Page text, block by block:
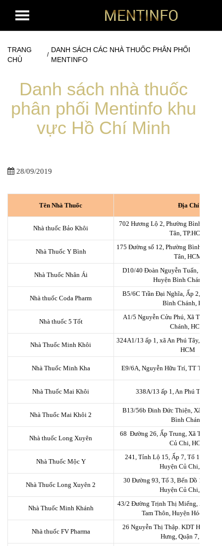
TRANG
CHỦ
/
DANH SÁCH CÁC NHÀ THUỐC PHÂN PHỐI
MENTINFO
Danh sách nhà thuốc
phân phối Mentinfo khu
vực Hồ Chí Minh
28/09/2019
Tên Nhà Thuốc Địa Chỉ
Nhà thuốc Bảo Khôi
702 Hương Lộ 2, Phường Bình Trị
Tân, TP.HCM
Nhà Thuốc Y Bình
175 Đường số 12, Phường Bình Hưng
Tân, HCM
Nhà Thuốc Nhân Ái
D10/40 Đoàn Nguyễn Tuấn, Ấp 4,
Huyện Bình Chánh,
Nhà thuốc Coda Pharm
B5/6C Trần Đại Nghĩa, Ấp 2, Xã
Bình Chánh, HCM
Nhà thuốc 5 Tốt
A1/5 Nguyễn Cửu Phú, Xã Tân
Chánh, HCM
Nhà Thuốc Minh Khôi
324A1/13 ấp 1, xã An Phú Tây, huyện
HCM
Nhà Thuốc Minh Kha E9/6A, Nguyễn Hữu Trí, TT Tân
Nhà Thuốc Mai Khôi 338A/13 ấp 1, An Phú Tây,
Nhà Thuốc Mai Khôi 2
B13/56b Đinh Đức Thiện, Xã Bình
Bình Chánh.
Nhà thuốc Long Xuyên
68 Đường 26, Ấp Trung, Xã Tân
Củ Chi, HCM
Nhà Thuốc Mộc Y
241, Tỉnh Lộ 15, Ấp 7, Tổ 1, Xã
Huyện Củ Chi, HCM
Nhà Thuốc Long Xuyên 2
30 Đường 93, Tổ 3, Bến Dồ 1, Xã
Huyện Củ Chi, HCM
Nhà Thuốc Minh Khánh
43/2 Đường Trịnh Thị Miếng, Ấp
Tam Thôn, Huyện Hóc Môn,
Nhà thuốc FV Pharma
26 Nguyễn Thị Thập. KDT Him
Hưng, Quận 7, HCM